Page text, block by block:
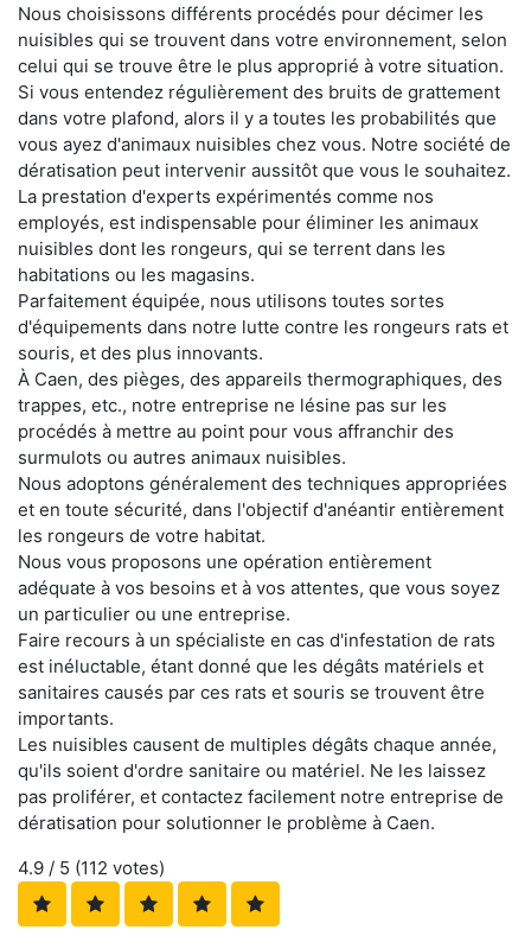
Nous choisissons différents procédés pour décimer les
nuisibles qui se trouvent dans votre environnement, selon
celui qui se trouve être le plus approprié à votre situation.
Si vous entendez régulièrement des bruits de grattement
dans votre plafond, alors il y a toutes les probabilités que
vous ayez d'animaux nuisibles chez vous. Notre société de
dératisation peut intervenir aussitôt que vous le souhaitez.
La prestation d'experts expérimentés comme nos
employés, est indispensable pour éliminer les animaux
nuisibles dont les rongeurs, qui se terrent dans les
habitations ou les magasins.
Parfaitement équipée, nous utilisons toutes sortes
d'équipements dans notre lutte contre les rongeurs rats et
souris, et des plus innovants.
À Caen, des pièges, des appareils thermographiques, des
trappes, etc., notre entreprise ne lésine pas sur les
procédés à mettre au point pour vous affranchir des
surmulots ou autres animaux nuisibles.
Nous adoptons généralement des techniques appropriées
et en toute sécurité, dans l'objectif d'anéantir entièrement
les rongeurs de votre habitat.
Nous vous proposons une opération entièrement
adéquate à vos besoins et à vos attentes, que vous soyez
un particulier ou une entreprise.
Faire recours à un spécialiste en cas d'infestation de rats
est inéluctable, étant donné que les dégâts matériels et
sanitaires causés par ces rats et souris se trouvent être
importants.
Les nuisibles causent de multiples dégâts chaque année,
qu'ils soient d'ordre sanitaire ou matériel. Ne les laissez
pas proliférer, et contactez facilement notre entreprise de
dératisation pour solutionner le problème à Caen.
4.9 / 5 (112 votes)